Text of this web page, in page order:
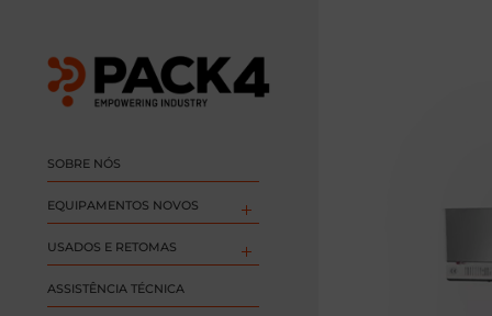
SOBRE NÓS
EQUIPAMENTOS NOVOS
USADOS E RETOMAS
ASSISTÊNCIA TÉCNICA